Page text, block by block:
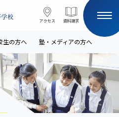
アクセス 資料請求
アクセス 資料請求
HOME
生の方へ 塾・メディアの方へ